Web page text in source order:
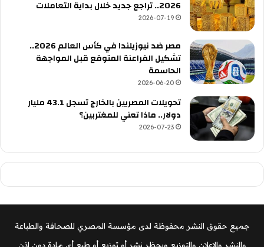
2026.. تراجع جديد خلال بداية التعاملات
2026-07-19
مصر ضد نيوزيلندا في كأس العالم 2026..
تشكيل الفراعنة المتوقع قبل المواجهة
الحاسمة
2026-06-20
تحويلات المصريين بالخارج تسجل 43.1 مليار
دولار.. ماذا تعني للمغتربين؟
2026-07-23
جميع حقوق النشر محفوظة لدى مؤسسة المصري للصحافة والطباعة
والنشر والإعلان والتوزيع ويحظر نشر أو توزيع أو طبع أي مادة دون إذن